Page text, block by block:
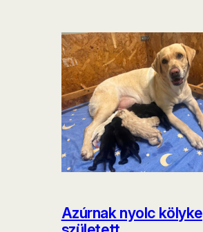
Azúrnak nyolc kölyke